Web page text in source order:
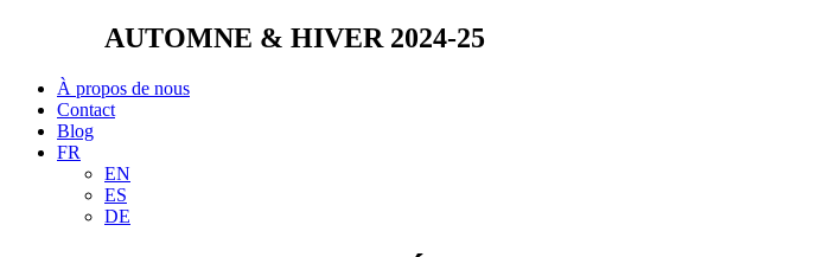
AUTOMNE & HIVER 2024-25
À propos de nous
Contact
Blog
FR
EN
ES
DE